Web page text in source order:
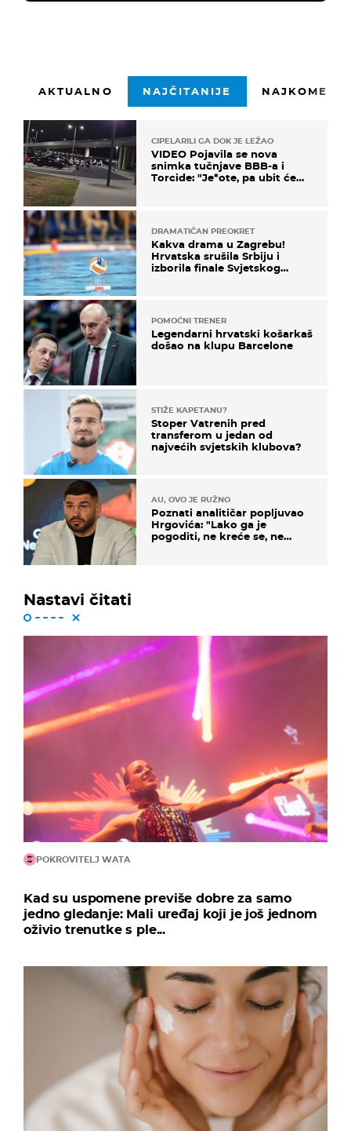
AKTUALNO NAJČITANIJE
CIPELARILI GA DOK JE LEŽAO
VIDEO Pojavila se nova
snimka tučnjave BBB-a i
Torcide: "Je*ote, pa ubit će
DRAMATIČAN PREOKRET
Kakva drama u Zagrebu!
Hrvatska srušila Srbiju i
izborila finale Svjetskog
POMOĆNI TRENER
Legendarni hrvatski košarkaš
došao na klupu Barcelone
STIŽE KAPETANU?
Stoper Vatrenih pred
transferom u jedan od
najvećih svjetskih klubova?
AU, OVO JE RUŽNO
Poznati analitičar popljuvao
Hrgovića: "Lako ga je
pogoditi, ne kreće se, ne
Nastavi čitati
POKROVITELJ WATA
Kad su uspomene previše dobre za samo
jedno gledanje: Mali uređaj koji je još jednom
oživio trenutke s ple...